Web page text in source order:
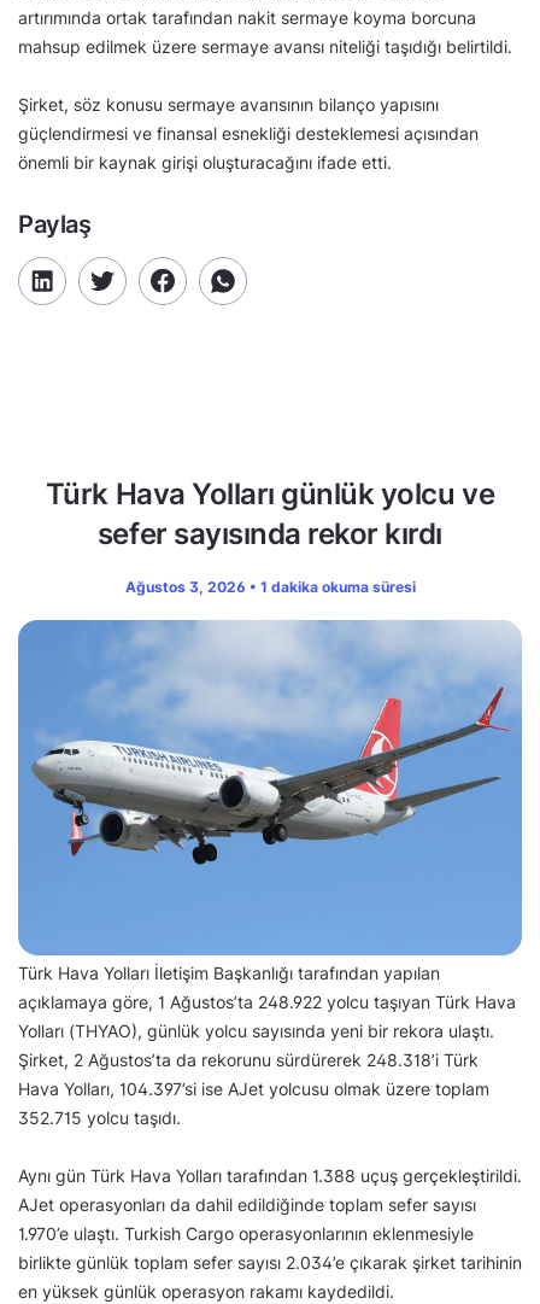
artırımında ortak tarafından nakit sermaye koyma borcuna
mahsup edilmek üzere sermaye avansı niteliği taşıdığı belirtildi.
Şirket, söz konusu sermaye avansının bilanço yapısını
güçlendirmesi ve finansal esnekliği desteklemesi açısından
önemli bir kaynak girişi oluşturacağını ifade etti.
Paylaş
Türk Hava Yolları günlük yolcu ve
sefer sayısında rekor kırdı
Ağustos 3, 2026 • 1 dakika okuma süresi
Türk Hava Yolları İletişim Başkanlığı tarafından yapılan
açıklamaya göre, 1 Ağustos’ta 248.922 yolcu taşıyan Türk Hava
Yolları (THYAO), günlük yolcu sayısında yeni bir rekora ulaştı.
Şirket, 2 Ağustos’ta da rekorunu sürdürerek 248.318’i Türk
Hava Yolları, 104.397’si ise AJet yolcusu olmak üzere toplam
352.715 yolcu taşıdı.
Aynı gün Türk Hava Yolları tarafından 1.388 uçuş gerçekleştirildi.
AJet operasyonları da dahil edildiğinde toplam sefer sayısı
1.970’e ulaştı. Turkish Cargo operasyonlarının eklenmesiyle
birlikte günlük toplam sefer sayısı 2.034’e çıkarak şirket tarihinin
en yüksek günlük operasyon rakamı kaydedildi.